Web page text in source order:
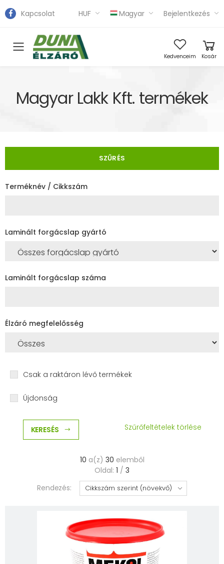
Kapcsolat HUF Magyar Bejelentkezés
Toggle mobile menu Kedvenceim Kosár
Magyar Lakk Kft. termékek
SZŰRÉS
Terméknév / Cikkszám
Laminált forgácslap gyártó
Laminált forgácslap száma
Élzáró megfelelősség
Csak a raktáron lévő termékek
Újdonság
KERESÉS Szűrőfeltételek törlése
10 a(z) 30 elemből
Oldal: 1 / 3
Rendezés: